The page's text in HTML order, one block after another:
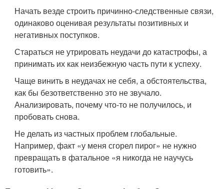
Начать везде строить причинно-следственные связи,
одинаково оценивая результаты позитивных и
негативных поступков.
Стараться не утрировать неудачи до катастрофы, а
принимать их как неизбежную часть пути к успеху.
Чаще винить в неудачах не себя, а обстоятельства,
как бы безответственно это не звучало.
Анализировать, почему что-то не получилось, и
пробовать снова.
Не делать из частных проблем глобальные.
Например, факт «у меня сгорел пирог» не нужно
превращать в фатальное «я никогда не научусь
готовить».